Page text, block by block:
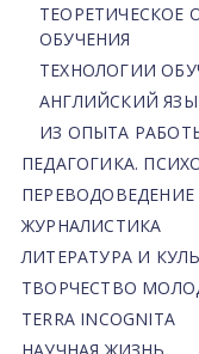
ТЕОРЕТИЧЕСКОЕ
ОБУЧЕНИЯ
ТЕХНОЛОГИИ
АНГЛИЙСКИЙ
ИЗ ОПЫТА
ПЕДАГОГИКА.
ПЕРЕВОДОВЕДЕНИЕ
ЖУРНАЛИСТИКА
ЛИТЕРАТУРА И
ТВОРЧЕСТВО
TERRA INCOGNITA